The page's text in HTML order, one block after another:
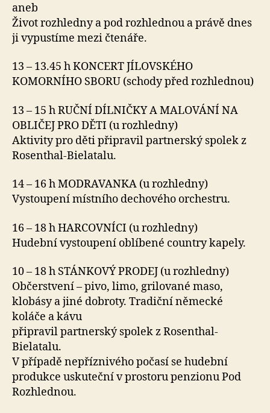
aneb
Život rozhledny a pod rozhlednou a právě dnes
ji vypustíme mezi čtenáře.
13 – 13.45 h KONCERT JÍLOVSKÉHO
KOMORNÍHO SBORU (schody před rozhlednou)
13 – 15 h RUČNÍ DÍLNIČKY A MALOVÁNÍ NA
OBLIČEJ PRO DĚTI (u rozhledny)
Aktivity pro děti připravil partnerský spolek z
Rosenthal-Bielatalu.
14 – 16 h MODRAVANKA (u rozhledny)
Vystoupení místního dechového orchestru.
16 – 18 h HARCOVNÍCI (u rozhledny)
Hudební vystoupení oblíbené country kapely.
10 – 18 h STÁNKOVÝ PRODEJ (u rozhledny)
Občerstvení – pivo, limo, grilované maso,
klobásy a jiné dobroty. Tradiční německé
koláče a kávu
připravil partnerský spolek z Rosenthal-
Bielatalu.
V případě nepříznivého počasí se hudební
produkce uskuteční v prostoru penzionu Pod
Rozhlednou.